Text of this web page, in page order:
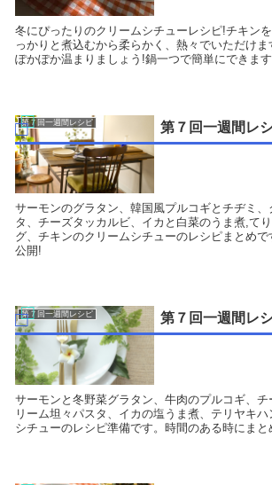
冬にぴったりのクリームシチューレシピ!チキン
っかりと煮込むから柔らかく、熱々でいただけ
ぽかぽか温まりましょう!鍋一つで簡単にできます
第７回一週間レシピ 第７回一週間レ
サーモンのグラタン、韓国風プルコギとチヂミ、
タ、チーズタッカルビ、イカと白菜のうま煮,て
グ、チキンのクリームシチューのレシピまとめで
公開!
第７回一週間レシピ 第７回一週間レ
サーモンと冬野菜グラタン、牛肉のプルコギ、チ
リーム坦々パスタ、イカの塩うま煮、テリヤキ
シチューのレシピ準備です。時間のある時にま